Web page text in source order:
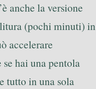
anche la versione
(pochi minuti) in
accelerare
hai una pentola
tutto in una sola